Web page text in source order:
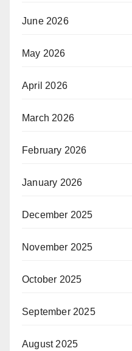
June 2026
May 2026
April 2026
March 2026
February 2026
January 2026
December 2025
November 2025
October 2025
September 2025
August 2025